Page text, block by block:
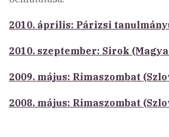
2010. április: Párizsi
2010. szeptember: Sirok
2009. május: Rimaszombat
2008. május: Rimaszombat